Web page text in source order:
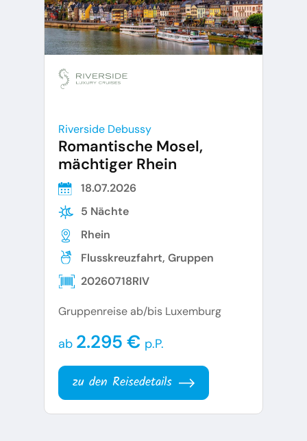
Riverside Debussy
Romantische Mosel,
mächtiger Rhein
18.07.2026
5 Nächte
Rhein
Flusskreuzfahrt, Gruppen
20260718RIV
Gruppenreise ab/bis Luxemburg
ab 2.295 € p.P.
zu den Reisedetails